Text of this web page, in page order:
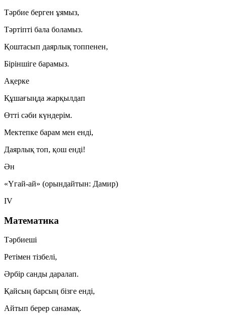
Тәрбие берген ұямыз,
Тәртіпті бала боламыз.
Қоштасып даярлық топпенен,
Біріншіге барамыз.
Ақерке
Құшағыңда жарқылдап
Өтті сәби күндерім.
Мектепке барам мен енді,
Даярлық топ, қош енді!
Ән
«Үгай-ай» (орындайтын: Дамир)
IV
Математика
Тәрбиеші
Ретімен тізбелі,
Әрбір санды даралап.
Қайсың барсың бізге енді,
Айтып берер санамақ.